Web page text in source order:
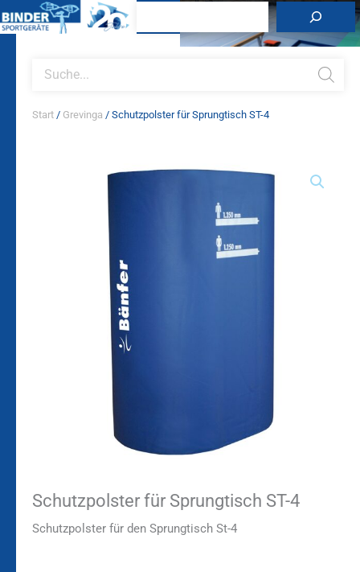
Inhalt
search
Start / Grevinga / Schutzpolster für Sprungtisch ST-4
Schutzpolster für Sprungtisch ST-4
Schutzpolster für den Sprungtisch St-4